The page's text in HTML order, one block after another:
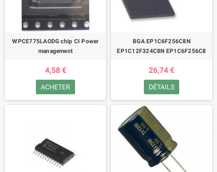
WPCE775LAODG chip CI Power
management
4,58 €
ACHETER
BGA EP1C6F256C8N
EP1C12F324C8N EP1C6F256C8
26,74 €
DÉTAILS